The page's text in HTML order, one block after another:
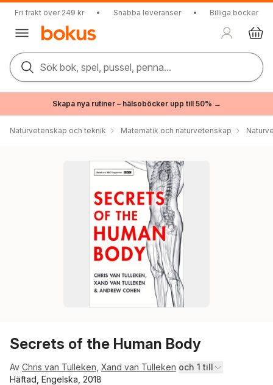
Fri frakt över 249 kr • Snabba leveranser • Billiga böcker
Sök bok, spel, pussel, penna...
Skapa nya rutiner – hälsoböcker upp till 50% →
Naturvetenskap och teknik Matematik och naturvetenskap
Secrets of the Human Body
Av Chris van Tulleken Xand van Tulleken och 1 till
Häftad, Engelska, 2018